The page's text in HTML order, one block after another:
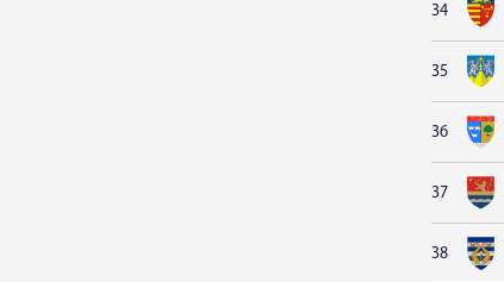
34
35
36
37
38